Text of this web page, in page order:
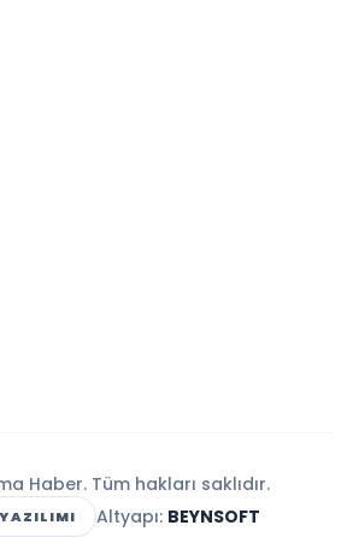
Haber. Tüm hakları saklıdır.
Altyapı: BEYNSOFT